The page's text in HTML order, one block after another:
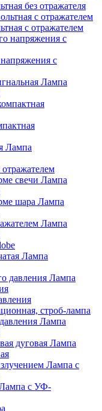
без отражателя
с отражателем
с
Лампа
Лампа
Лампа
Лампа
Лампа
Лампа
Лампа
строб-лампа
Лампа
Лампа
Лампа с
с УФ-